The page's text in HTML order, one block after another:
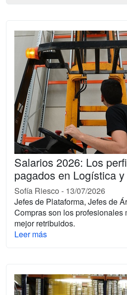
Salarios 2026: Los
pagados en Logística
Sofía Riesco - 13/07/2026
Jefes de Plataforma, Jefes de
Compras son los profesionales
mejor retribuidos.
Leer más